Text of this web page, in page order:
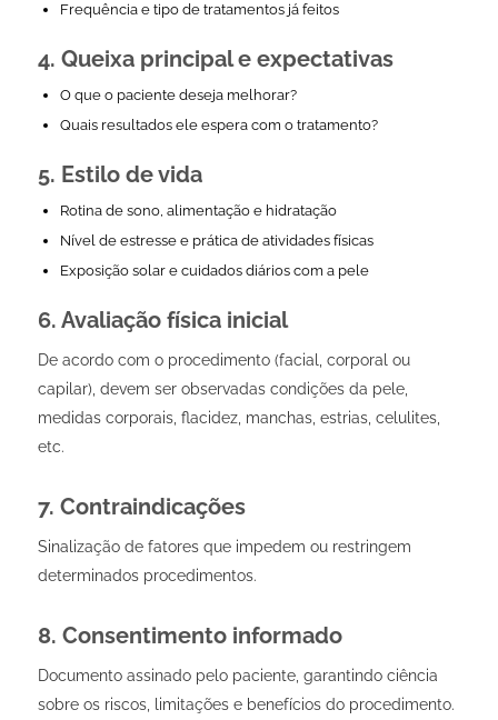
Frequência e tipo de tratamentos já feitos
4. Queixa principal e expectativas
O que o paciente deseja melhorar?
Quais resultados ele espera com o tratamento?
5. Estilo de vida
Rotina de sono, alimentação e hidratação
Nível de estresse e prática de atividades físicas
Exposição solar e cuidados diários com a pele
6. Avaliação física inicial
De acordo com o procedimento (facial, corporal ou
capilar), devem ser observadas condições da pele,
medidas corporais, flacidez, manchas, estrias, celulites,
etc.
7. Contraindicações
Sinalização de fatores que impedem ou restringem
determinados procedimentos.
8. Consentimento informado
Documento assinado pelo paciente, garantindo ciência
sobre os riscos, limitações e benefícios do procedimento.